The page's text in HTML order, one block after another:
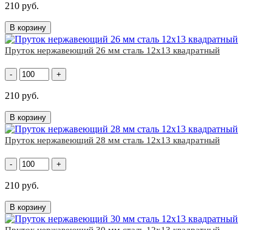
210 руб.
В корзину
Пруток нержавеющий 26 мм сталь 12х13 квадратный
- +
210 руб.
В корзину
Пруток нержавеющий 28 мм сталь 12х13 квадратный
- +
210 руб.
В корзину